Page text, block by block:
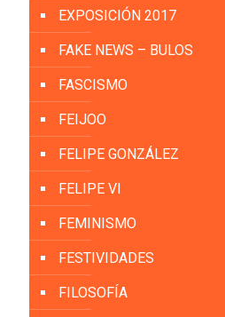
EXPOSICIÓN 2017
FAKE NEWS – BULOS
FASCISMO
FEIJOO
FELIPE GONZÁLEZ
FELIPE VI
FEMINISMO
FESTIVIDADES
FILOSOFÍA